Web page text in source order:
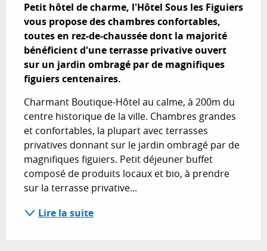
Petit hôtel de charme, l'Hôtel Sous les Figuiers
vous propose des chambres confortables,
toutes en rez-de-chaussée dont la majorité
bénéficient d'une terrasse privative ouvert
sur un jardin ombragé par de magnifiques
figuiers centenaires.
Charmant Boutique-Hôtel au calme, à 200m du
centre historique de la ville. Chambres grandes
et confortables, la plupart avec terrasses
privatives donnant sur le jardin ombragé par de
magnifiques figuiers. Petit déjeuner buffet
composé de produits locaux et bio, à prendre
sur la terrasse privative...
Lire la suite